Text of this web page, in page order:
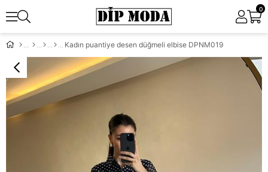
0
Kadın puantiye desen düğmeli elbise DPNM019